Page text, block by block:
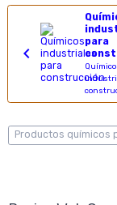
para
Productos químicos